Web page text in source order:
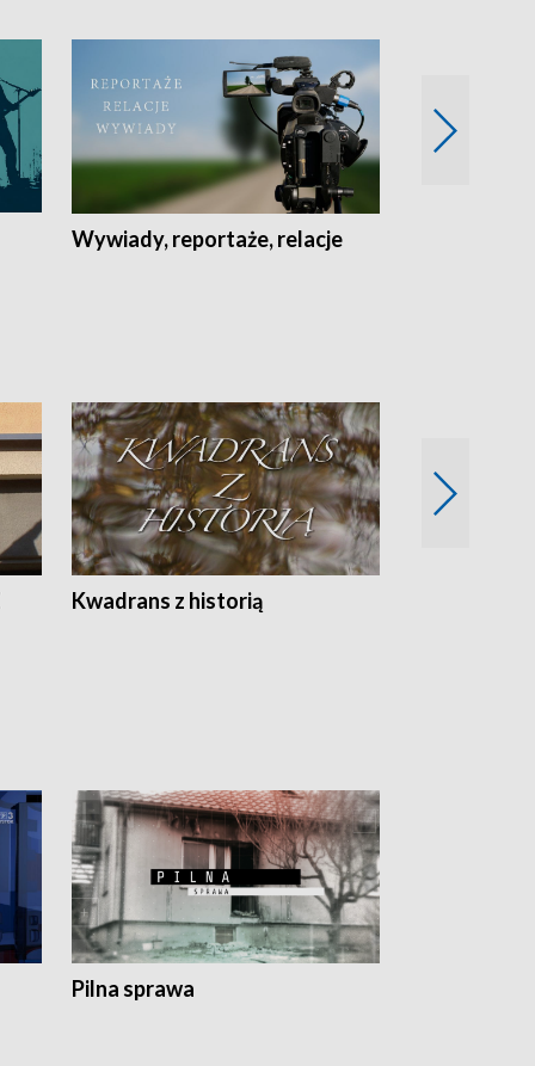
Wywiady, reportaże, relacje
Kwadrans z historią
Pilna sprawa